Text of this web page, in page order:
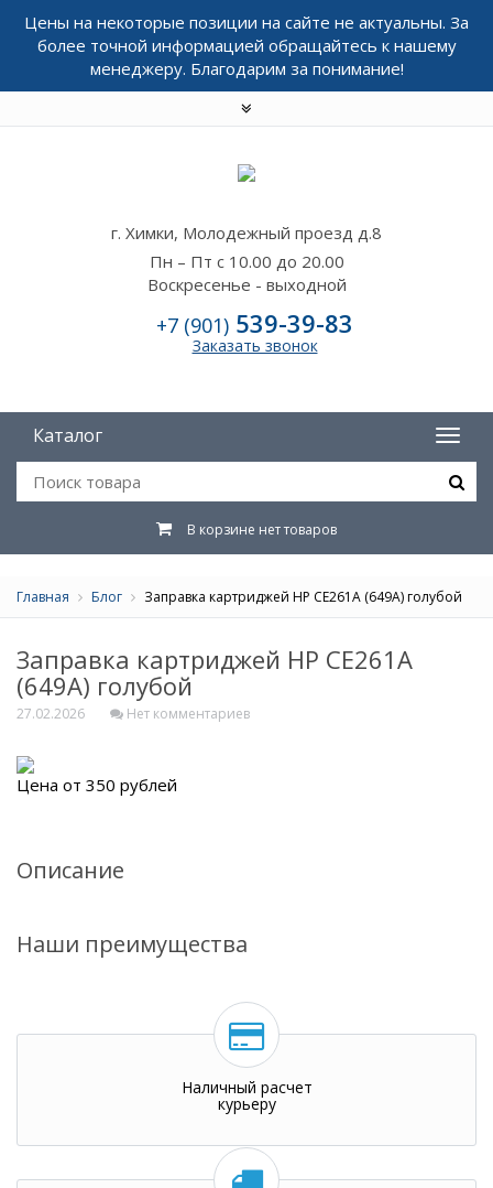
Цены на некоторые позиции на сайте не актуальны. За
более точной информацией обращайтесь к нашему
менеджеру. Благодарим за понимание!
г. Химки, Молодежный проезд д.8
Пн – Пт с 10.00 до 20.00
Воскресенье - выходной
+7 (901) 539-39-83
Заказать звонок
Каталог
В корзине нет товаров
Главная Блог Заправка картриджей HP CE261A (649A) голубой
Заправка картриджей HP CE261A
(649A) голубой
27.02.2026 Нет комментариев
Цена от 350 рублей
Описание
Наши преимущества
Наличный расчет
курьеру